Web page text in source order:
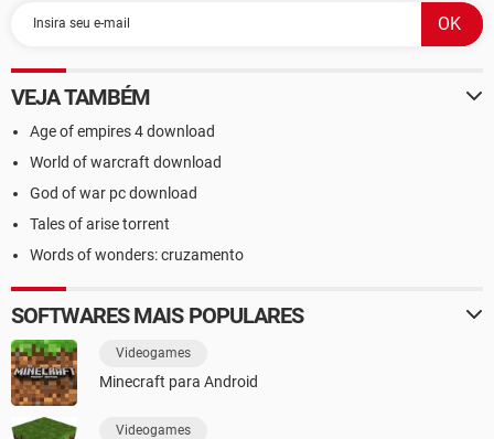
VEJA TAMBÉM
Age of empires 4 download
World of warcraft download
God of war pc download
Tales of arise torrent
Words of wonders: cruzamento
SOFTWARES MAIS POPULARES
Videogames
Minecraft para Android
Videogames